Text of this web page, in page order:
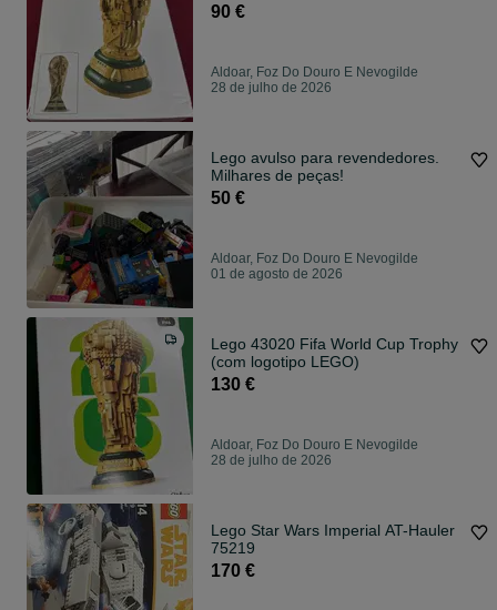
90 €
Aldoar, Foz Do Douro E Nevogilde
28 de julho de 2026
Lego avulso para revendedores.
Milhares de peças!
50 €
Aldoar, Foz Do Douro E Nevogilde
01 de agosto de 2026
Lego 43020 Fifa World Cup Trophy
(com logotipo LEGO)
130 €
Aldoar, Foz Do Douro E Nevogilde
28 de julho de 2026
Lego Star Wars Imperial AT-Hauler
75219
170 €